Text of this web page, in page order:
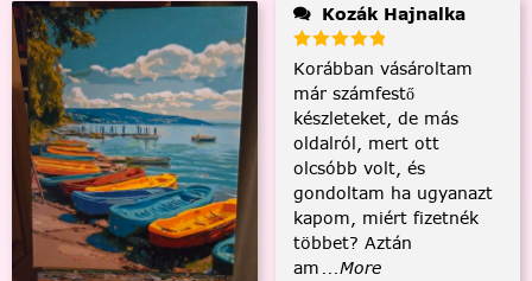
Kozák Hajnalka
Korábban vásároltam
már számfestő
készleteket, de más
oldalról, mert ott
olcsóbb volt, és
gondoltam ha ugyanazt
kapom, miért fizetnék
többet? Aztán
am ...More